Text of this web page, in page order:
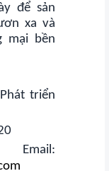
để sản
xa và
mại bền
triển